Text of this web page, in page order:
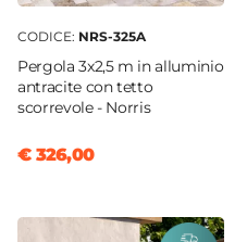
CODICE: NRS-325A
Pergola 3x2,5 m in alluminio
antracite con tetto
scorrevole - Norris
€ 326,00